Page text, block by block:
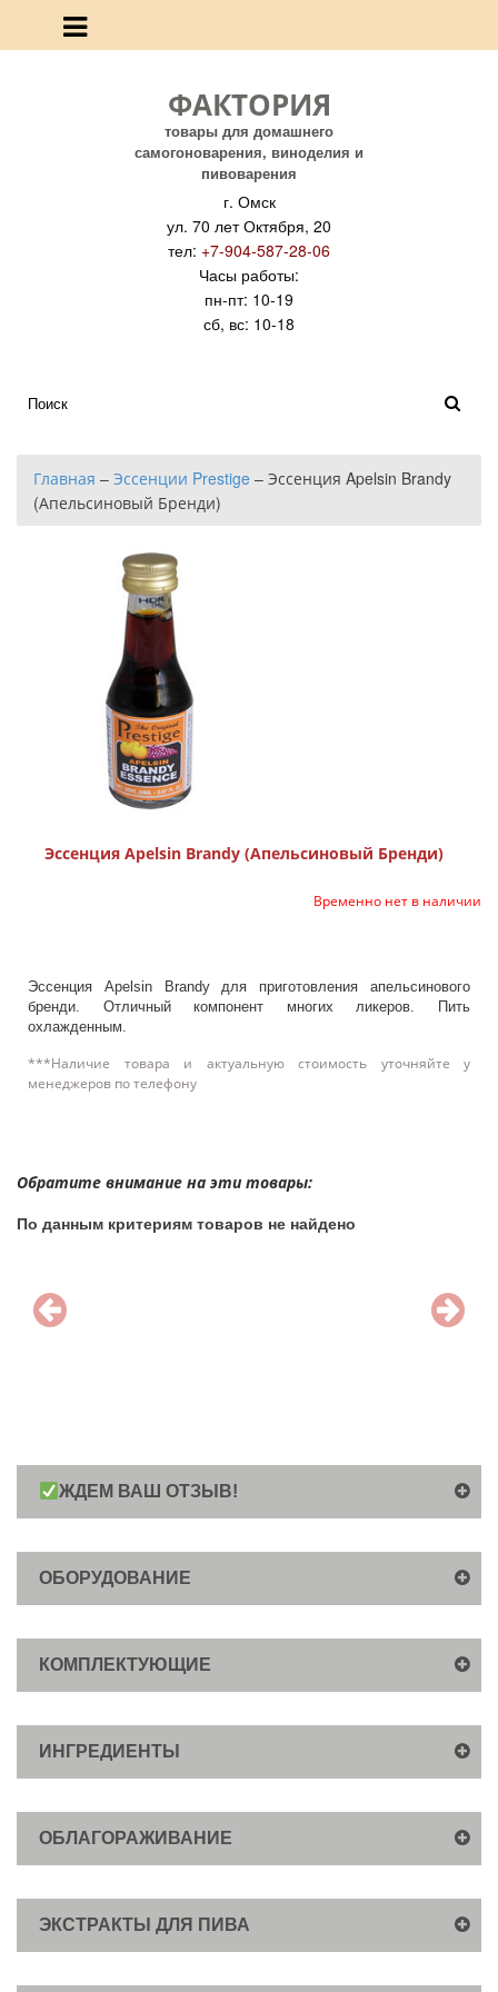
ФАКТОРИЯ
товары для домашнего
самогоноварения, виноделия и
пивоварения
г. Омск
ул. 70 лет Октября, 20
тел: +7-904-587-28-06
Часы работы:
пн-пт: 10-19
сб, вс: 10-18
Главная – Эссенции Prestige – Эссенция Apelsin Brandy
(Апельсиновый Бренди)
Эссенция Apelsin Brandy (Апельсиновый Бренди)
Временно нет в наличии
Эссенция Apelsin Brandy для приготовления апельсинового
бренди. Отличный компонент многих ликеров. Пить
охлажденным.
***Наличие товара и актуальную стоимость уточняйте у
менеджеров по телефону
Обратите внимание на эти товары:
По данным критериям товаров не найдено
ЖДЕМ ВАШ ОТЗЫВ!
ОБОРУДОВАНИЕ
КОМПЛЕКТУЮЩИЕ
ИНГРЕДИЕНТЫ
ОБЛАГОРАЖИВАНИЕ
ЭКСТРАКТЫ ДЛЯ ПИВА